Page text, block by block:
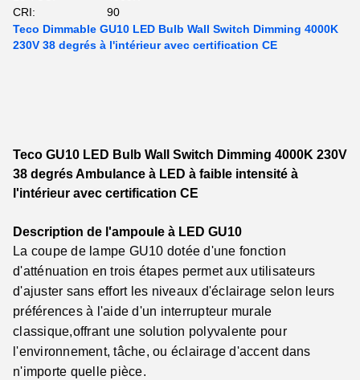
CRI:
90
Teco Dimmable GU10 LED Bulb Wall Switch Dimming 4000K
230V 38 degrés à l'intérieur avec certification CE
Teco GU10 LED Bulb Wall Switch Dimming 4000K 230V
38 degrés Ambulance à LED à faible intensité à
l'intérieur avec certification CE
Description de l'ampoule à LED GU10
La coupe de lampe GU10 dotée d'une fonction
d'atténuation en trois étapes permet aux utilisateurs
d'ajuster sans effort les niveaux d'éclairage selon leurs
préférences à l'aide d'un interrupteur murale
classique,offrant une solution polyvalente pour
l'environnement, tâche, ou éclairage d'accent dans
n'importe quelle pièce.